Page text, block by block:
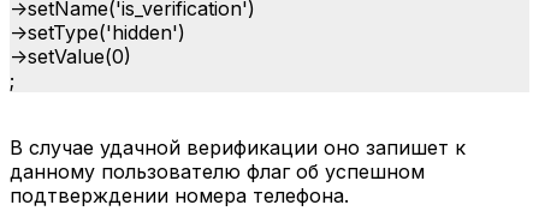
->setName('is_verification')
->setType('hidden')
->setValue(0)
;
В случае удачной верификации оно запишет к
данному пользователю флаг об успешном
подтверждении номера телефона.